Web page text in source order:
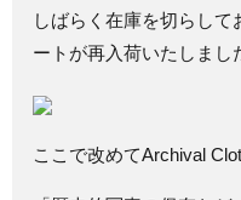
しばらく在庫を切らして
ートが再入荷いたしまし
ここで改めてArchival